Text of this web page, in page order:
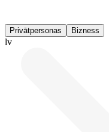
Privātpersonas Bizness
lv